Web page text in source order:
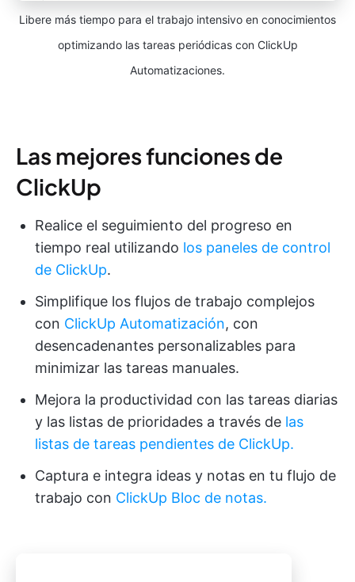
Libere más tiempo para el trabajo intensivo en conocimientos
optimizando las tareas periódicas con ClickUp
Automatizaciones.
Las mejores funciones de
ClickUp
Realice el seguimiento del progreso en
tiempo real utilizando los paneles de control
de ClickUp.
Simplifique los flujos de trabajo complejos
con ClickUp Automatización, con
desencadenantes personalizables para
minimizar las tareas manuales.
Mejora la productividad con las tareas diarias
y las listas de prioridades a través de las
listas de tareas pendientes de ClickUp.
Captura e integra ideas y notas en tu flujo de
trabajo con ClickUp Bloc de notas.